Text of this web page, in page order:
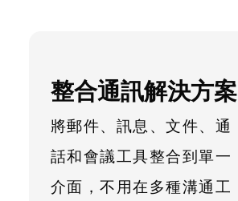
整合通訊解決方案
將郵件、訊息、文件、通
話和會議工具整合到單一
介面，不用在多種溝通工